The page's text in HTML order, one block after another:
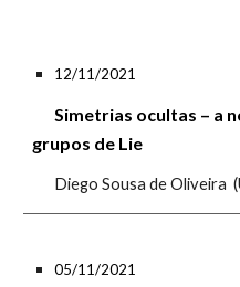
12/1 1/2021
Simetrias ocultas – a
grupos de Lie
Diego Sousa de Oliveira
05/11/2021